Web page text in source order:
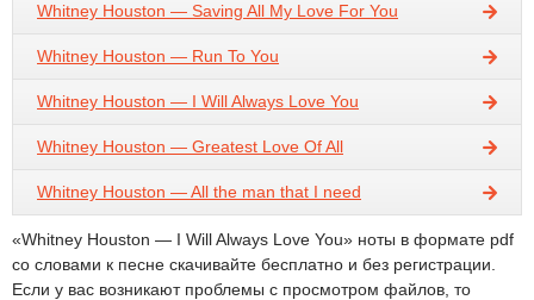
Whitney Houston — Saving All My Love For You
Whitney Houston — Run To You
Whitney Houston — I Will Always Love You
Whitney Houston — Greatest Love Of All
Whitney Houston — All the man that I need
«Whitney Houston — I Will Always Love You» ноты в формате pdf
со словами к песне скачивайте бесплатно и без регистрации.
Если у вас возникают проблемы с просмотром файлов, то